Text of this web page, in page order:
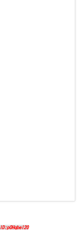
ID:pOHqbeI20